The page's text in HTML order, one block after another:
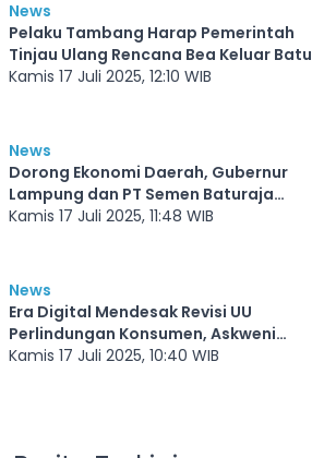
News
Pelaku Tambang Harap Pemerintah
Tinjau Ulang Rencana Bea Keluar Batu
Bara
Kamis 17 Juli 2025, 12:10 WIB
News
Dorong Ekonomi Daerah, Gubernur
Lampung dan PT Semen Baturaja
Sepakat Perkuat Kolaborasi
Kamis 17 Juli 2025, 11:48 WIB
News
Era Digital Mendesak Revisi UU
Perlindungan Konsumen, Askweni
Tegaskan Komitmen Fraksi PKS
Kamis 17 Juli 2025, 10:40 WIB